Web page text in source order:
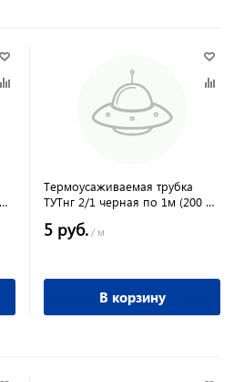
Термоусаживаемая трубка
ТУТнг 2/1 черная по 1м (200 м/
5 руб. / м
В корзину